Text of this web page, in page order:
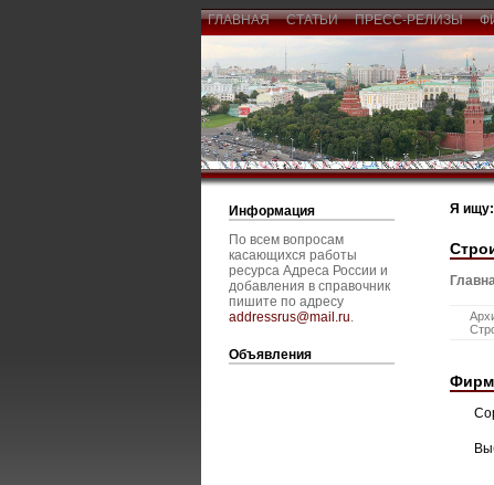
ГЛАВНАЯ СТАТЬИ ПРЕСС-РЕЛИЗЫ
Информация
По всем вопросам
касающихся работы
ресурса Адреса России и
добавления в справочник
пишите по адресу
addressrus@mail.ru.
Объявления
Я ищу: